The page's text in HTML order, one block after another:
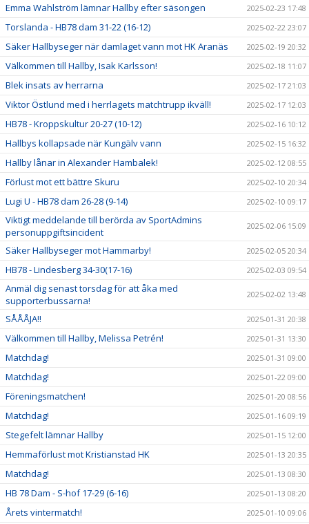
Emma Wahlström lämnar Hallby efter säsongen 2025-02-23 17:48
Torslanda - HB78 dam 31-22 (16-12) 2025-02-22 23:07
Säker Hallbyseger när damlaget vann mot HK Aranäs 2025-02-19 20:32
Välkommen till Hallby, Isak Karlsson! 2025-02-18 11:07
Blek insats av herrarna 2025-02-17 21:03
Viktor Östlund med i herrlagets matchtrupp ikväll! 2025-02-17 12:03
HB78 - Kroppskultur 20-27 (10-12) 2025-02-16 10:12
Hallbys kollapsade när Kungälv vann 2025-02-15 16:32
Hallby lånar in Alexander Hambalek! 2025-02-12 08:55
Förlust mot ett bättre Skuru 2025-02-10 20:34
Lugi U - HB78 dam 26-28 (9-14) 2025-02-10 09:17
Viktigt meddelande till berörda av SportAdmins
personuppgiftsincident
2025-02-06 15:09
Säker Hallbyseger mot Hammarby! 2025-02-05 20:34
HB78 - Lindesberg 34-30(17-16) 2025-02-03 09:54
Anmäl dig senast torsdag för att åka med
supporterbussarna!
2025-02-02 13:48
SÅÅÅJA!! 2025-01-31 20:38
Välkommen till Hallby, Melissa Petrén! 2025-01-31 13:30
Matchdag! 2025-01-31 09:00
Matchdag! 2025-01-22 09:00
Föreningsmatchen! 2025-01-20 08:56
Matchdag! 2025-01-16 09:19
Stegefelt lämnar Hallby 2025-01-15 12:00
Hemmaförlust mot Kristianstad HK 2025-01-13 20:35
Matchdag! 2025-01-13 08:30
HB 78 Dam - S-hof 17-29 (6-16) 2025-01-13 08:20
Årets vintermatch! 2025-01-10 09:06